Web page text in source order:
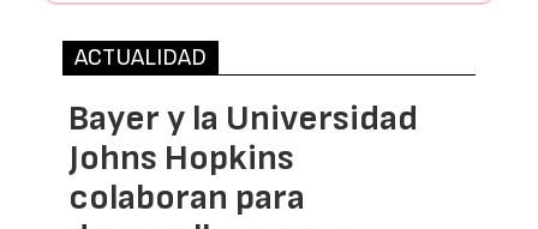
ACTUALIDAD
Bayer y la Universidad
Johns Hopkins
colaboran para